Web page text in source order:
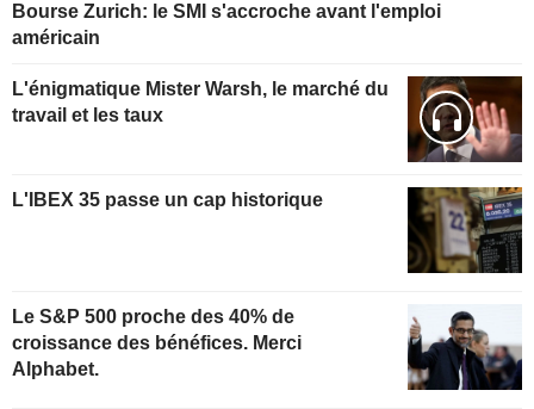
Bourse Zurich: le SMI s'accroche avant l'emploi
américain
L'énigmatique Mister Warsh, le marché du
travail et les taux
L'IBEX 35 passe un cap historique
Le S&P 500 proche des 40% de
croissance des bénéfices. Merci
Alphabet.